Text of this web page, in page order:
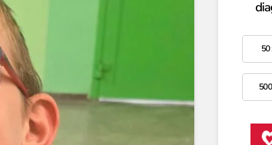
50
500